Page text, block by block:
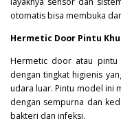
otomatis bisa membuka
Hermetic Door Pintu
Hermetic door atau pintu
dengan tingkat higienis
udara luar. Pintu model ini
dengan sempurna dan
bakteri dan infeksi.